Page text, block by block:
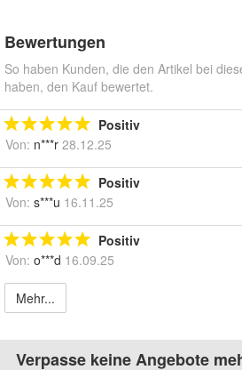
Bewertungen
So haben Kunden, die den Artikel bei
haben, den Kauf bewertet.
Positiv
Von: n***r 28.12.25
Positiv
Von: s***u 16.11.25
Positiv
Von: o***d 16.09.25
Mehr...
Verpasse keine Angebote